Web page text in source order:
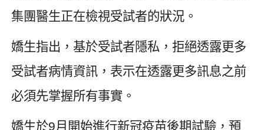
集團醫生正在檢視受試者的狀況。
嬌生指出，基於受試者隱私，拒絕透露更多
受試者病情資訊，表示在透露更多訊息之前
必須先掌握所有事實。
嬌生於9月開始進行新冠疫苗後期試驗，預